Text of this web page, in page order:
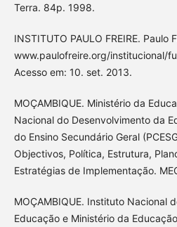
Terra. 84p. 1998.
INSTITUTO PAULO FREIRE. Paulo
www.paulofreire.org/institucional/
Acesso em: 10. set. 2013.
MOÇAMBIQUE. Ministério da
Nacional do Desenvolvimento da
do Ensino Secundário Geral
Objectivos, Política, Estrutura,
Estratégias de Implementação.
MOÇAMBIQUE. Instituto Nacional
Educação e Ministério da